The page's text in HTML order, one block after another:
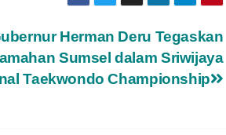
Herman Deru Tegaskan
Sumsel dalam Sriwijaya
Taekwondo Championship